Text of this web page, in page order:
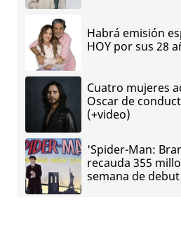
Habrá emisión
HOY por sus 28
Cuatro mujeres
Oscar de
(+video)
'Spider-Man:
recauda 355
semana de debut